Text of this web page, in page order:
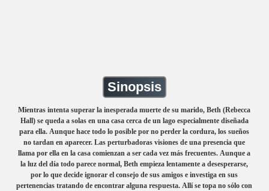
Sinopsis
Mientras intenta superar la inesperada muerte de su marido, Beth (Rebecca
Hall) se queda a solas en una casa cerca de un lago especialmente diseñada
para ella. Aunque hace todo lo posible por no perder la cordura, los sueños
no tardan en aparecer. Las perturbadoras visiones de una presencia que
llama por ella en la casa comienzan a ser cada vez más frecuentes. Aunque a
la luz del día todo parece normal, Beth empieza lentamente a desesperarse,
por lo que decide ignorar el consejo de sus amigos e investiga en sus
pertenencias tratando de encontrar alguna respuesta. Allí se topa no sólo con